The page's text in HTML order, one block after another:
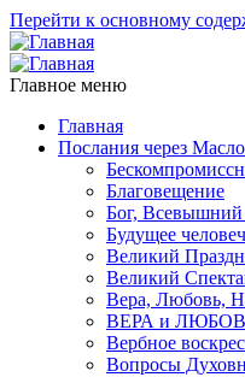
Перейти к основному
Главное меню
Главная
Послания через
Благовещение
Бог,
Будущее
Великий
Великий
Вера, Любовь,
ВЕРА и
Вербное
Вопросы